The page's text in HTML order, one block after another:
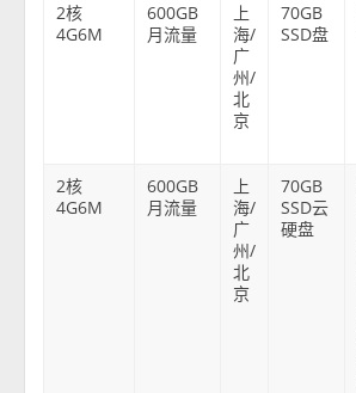
2核
4G6M
600GB
月流量
上
海/
广
州/
北
京
70GB
SSD盘
2核
4G6M
600GB
月流量
上
海/
广
州/
北
京
70GB
SSD云
硬盘